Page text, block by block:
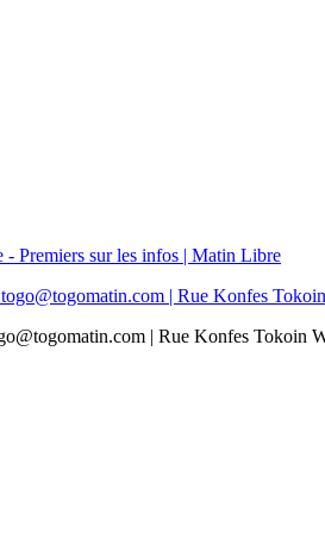
Premiers sur les infos | Matin Libre
| Rue Konfes Tokoin